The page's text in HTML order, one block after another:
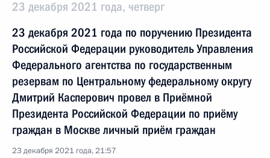
23 декабря 2021 года, четверг
23 декабря 2021 года по поручению Президента
Российской Федерации руководитель Управления
Федерального агентства по государственным
резервам по Центральному федеральному округу
Дмитрий Касперович провел в Приёмной
Президента Российской Федерации по приёму
граждан в Москве личный приём граждан
23 декабря 2021 года, 21:57